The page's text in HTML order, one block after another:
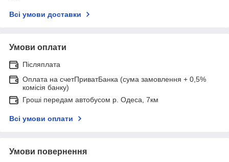
Всі умови доставки
Умови оплати
Післяплата
Оплата на счетПриватБанка (сума замовлення + 0,5%
комісія банку)
Гроші передам автобусом р. Одеса, 7км
Всі умови оплати
Умови повернення